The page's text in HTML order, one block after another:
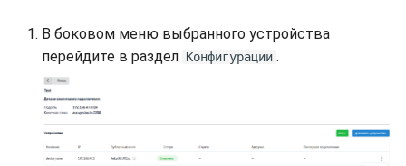
В боковом меню выбранного устройства
перейдите в раздел Конфигурации .